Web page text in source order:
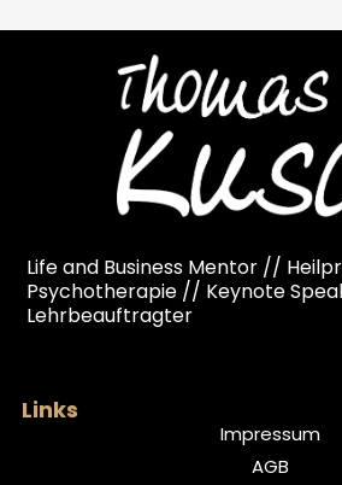
Life and Business Mentor //
Psychotherapie // Keynote
Lehrbeauftragter
Links
Impressum
AGB